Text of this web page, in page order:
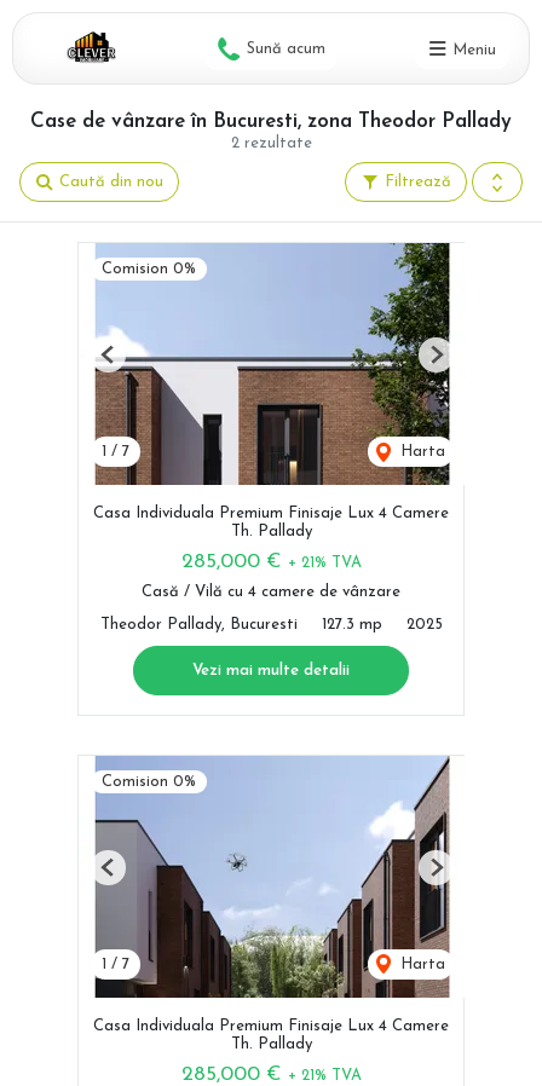
Sună acum Meniu
2 rezultate
Case de vânzare în Bucuresti, zona Theodor Pallady
Filtrează
Caută din nou
Comision 0%
1 / 7 Harta
Previous Next
Casa Individuala Premium Finisaje Lux 4 Camere
Th. Pallady
285,000 € + 21% TVA
Casă / Vilă cu 4 camere de vânzare
Theodor Pallady, Bucuresti 127.3 mp 2025
Vezi mai multe detalii
Comision 0%
1 / 7 Harta
Previous Next
Casa Individuala Premium Finisaje Lux 4 Camere
Th. Pallady
285,000 € + 21% TVA